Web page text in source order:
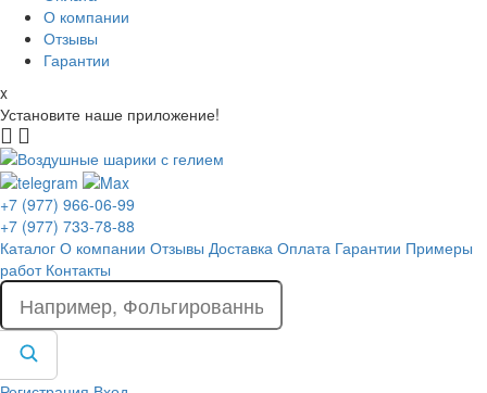
О компании
Отзывы
Гарантии
x
Установите наше приложение!
+7 (977) 966-06-99
+7 (977) 733-78-88
Каталог О компании Отзывы Доставка Оплата Гарантии Примеры
работ Контакты